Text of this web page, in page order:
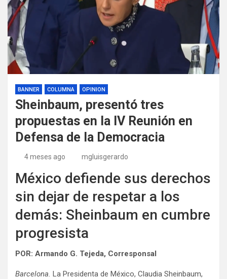
BANNER COLUMNA OPINION
Sheinbaum, presentó tres
propuestas en la IV Reunión en
Defensa de la Democracia
4 meses ago mgluisgerardo
México defiende sus derechos
sin dejar de respetar a los
demás: Sheinbaum en cumbre
progresista
POR: Armando G. Tejeda, Corresponsal
Barcelona. La Presidenta de México, Claudia Sheinbaum,